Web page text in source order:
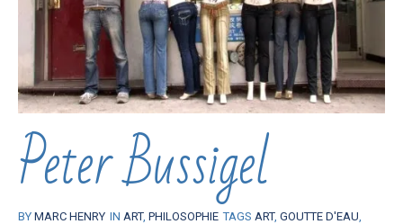
Peter Bussigel
BY MARC HENRY IN ART, PHILOSOPHIE TAGS ART, GOUTTE D'EAU